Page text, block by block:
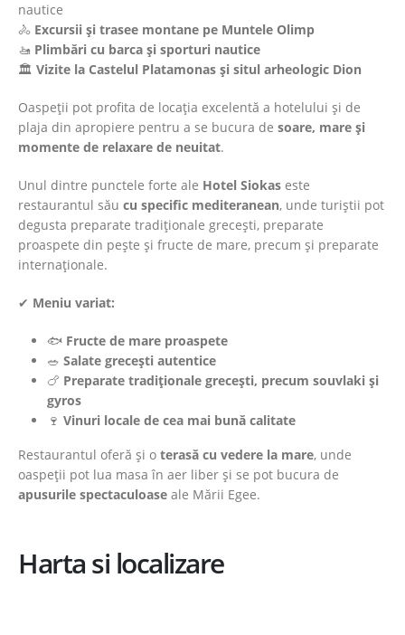
nautice
🚴 Excursii și trasee montane pe Muntele Olimp
🚤 Plimbări cu barca și sporturi nautice
🏛 Vizite la Castelul Platamonas și situl arheologic Dion
Oaspeții pot profita de locația excelentă a hotelului și de
plaja din apropiere pentru a se bucura de soare, mare și
momente de relaxare de neuitat.
Unul dintre punctele forte ale Hotel Siokas este
restaurantul său cu specific mediteranean, unde turiștii pot
degusta preparate tradiționale grecești, preparate
proaspete din pește și fructe de mare, precum și preparate
internaționale.
✔ Meniu variat:
🐟 Fructe de mare proaspete
🥗 Salate grecești autentice
🍗 Preparate tradiționale grecești, precum souvlaki și
gyros
🍷 Vinuri locale de cea mai bună calitate
Restaurantul oferă și o terasă cu vedere la mare, unde
oaspeții pot lua masa în aer liber și se pot bucura de
apusurile spectaculoase ale Mării Egee.
Harta si localizare